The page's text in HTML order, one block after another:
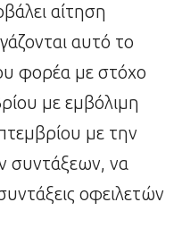
αίτηση
αυτό το
φορέα με στόχο
με εμβόλιμη
με την
συντάξεων, να
οφειλετών